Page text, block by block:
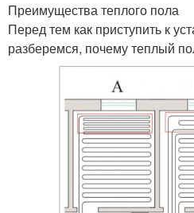
Преимущества теплого пола
Перед тем как приступить к
разберемся, почему теплый